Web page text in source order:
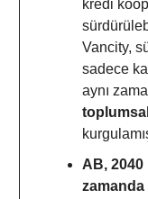
kredi
Vancity,
sadece
aynı
AB, 2040
zamanda